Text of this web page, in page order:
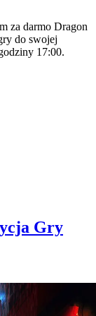
za darmo Dragon
do swojej
17:00.
Gry